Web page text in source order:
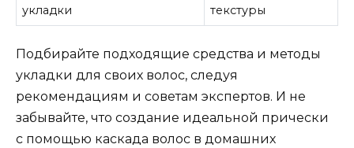
укладки
текстуры
Подбирайте подходящие средства и методы
укладки для своих волос, следуя
рекомендациям и советам экспертов. И не
забывайте, что создание идеальной прически
с помощью каскада волос в домашних